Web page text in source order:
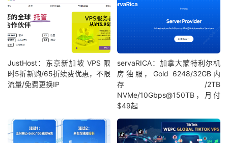
JustHost：东京新加坡 VPS 限
时5折新购/65折续费优惠，不限
流量/免费更换IP
servaRICA：加拿大蒙特利尔机
房独服，Gold 6248/32GB内
存/2TB
NVMe/10Gbps@150TB，月付
$49起